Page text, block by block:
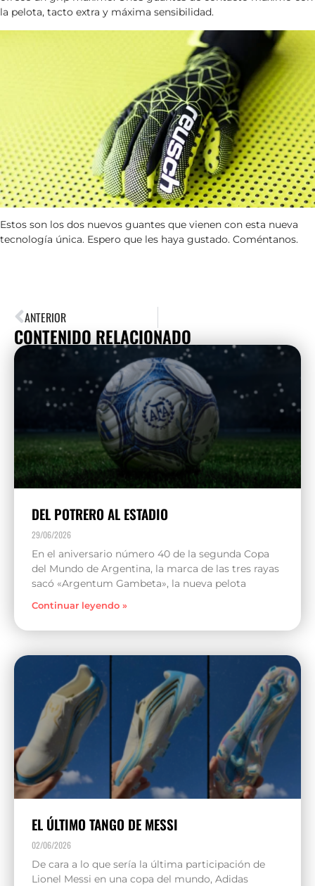
la pelota, tacto extra y máxima sensibilidad.
Estos son los dos nuevos guantes que vienen con esta nueva
tecnología única. Espero que les haya gustado. Coméntanos.
ANTERIOR
CONTENIDO RELACIONADO
DEL POTRERO AL ESTADIO
29/06/2026
En el aniversario número 40 de la segunda Copa
del Mundo de Argentina, la marca de las tres rayas
sacó «Argentum Gambeta», la nueva pelota
Continuar leyendo »
EL ÚLTIMO TANGO DE MESSI
02/06/2026
De cara a lo que sería la última participación de
Lionel Messi en una copa del mundo, Adidas